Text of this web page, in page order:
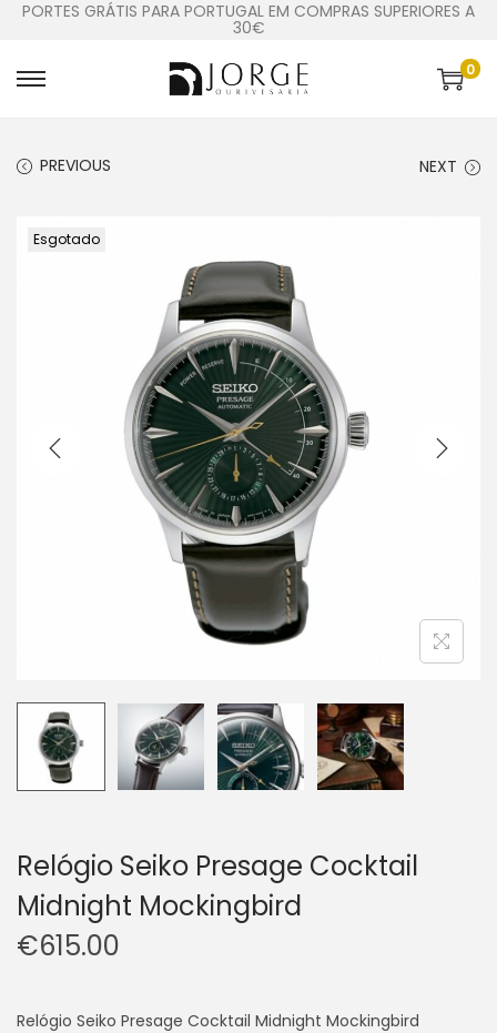
PORTES GRÁTIS PARA PORTUGAL EM COMPRAS SUPERIORES A
30€
0
PREVIOUS NEXT
Esgotado
Relógio Seiko Presage Cocktail
Midnight Mockingbird
€615.00
Relógio Seiko Presage Cocktail Midnight Mockingbird